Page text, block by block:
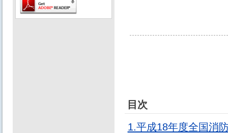
目次
1.平成18年度全国消